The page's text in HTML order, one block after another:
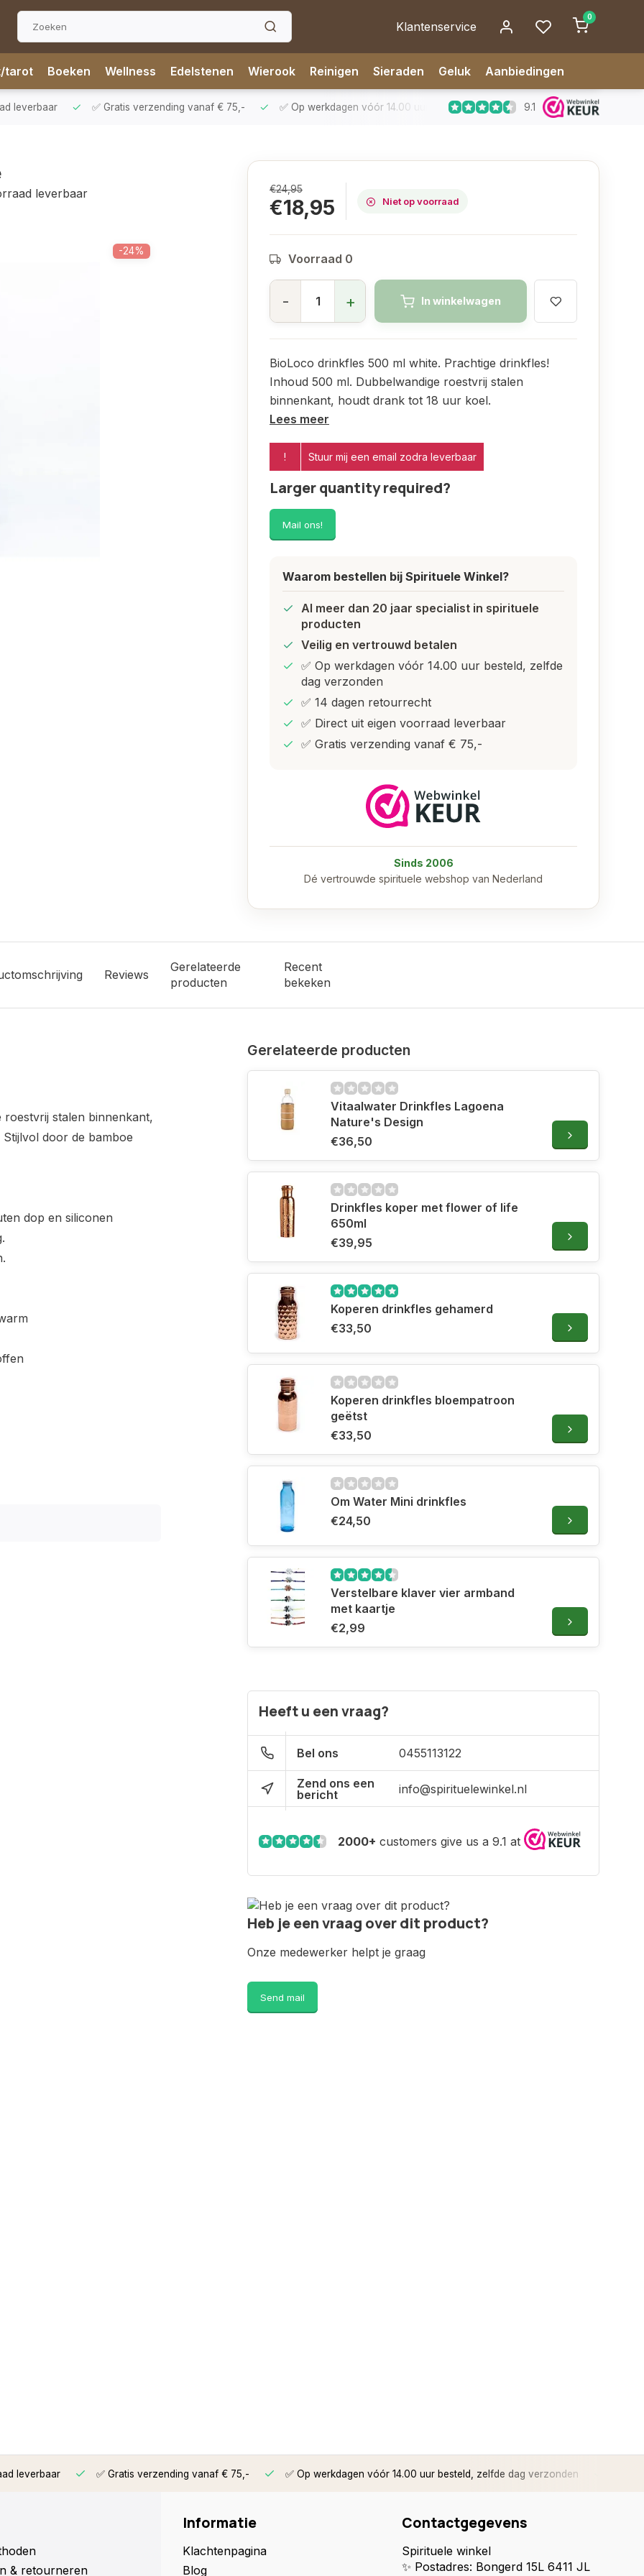
Klantenservice
0
tarot Boeken Wellness Edelstenen Wierook Reinigen Sieraden Geluk Aanbiedingen
leverbaar ✅ Gratis verzending vanaf € 75,- ✅ Op werkdagen vóór 14.00 uur besteld, zelfde dag verzonden
9.1
leverbaar
-24%
€24,95
€18,95 Niet op voorraad
Voorraad 0
- + In winkelwagen
BioLoco drinkfles 500 ml white. Prachtige drinkfles!
Inhoud 500 ml. Dubbelwandige roestvrij stalen
binnenkant, houdt drank tot 18 uur koel.
Lees meer
! Stuur mij een email zodra leverbaar
Larger quantity required?
Mail ons!
Waarom bestellen bij Spirituele Winkel?
Al meer dan 20 jaar specialist in spirituele
producten
Veilig en vertrouwd betalen
✅ Op werkdagen vóór 14.00 uur besteld, zelfde
dag verzonden
✅ 14 dagen retourrecht
✅ Direct uit eigen voorraad leverbaar
✅ Gratis verzending vanaf € 75,-
Sinds 2006
Dé vertrouwde spirituele webshop van Nederland
Reviews
Gerelateerde
producten
Recent
bekeken
stalen binnenkant,
door de bamboe
dop en siliconen
Gerelateerde producten
Vitaalwater Drinkfles Lagoena
Nature's Design
€36,50
Drinkfles koper met flower of life
650ml
€39,95
Koperen drinkfles gehamerd
€33,50
Koperen drinkfles bloempatroon
geëtst
€33,50
Om Water Mini drinkfles
€24,50
Verstelbare klaver vier armband
met kaartje
€2,99
Heeft u een vraag?
Bel ons 0455113122
Zend ons een
bericht
info@spirituelewinkel.nl
2000+ customers give us a 9.1 at
Heb je een vraag over dit product?
Onze medewerker helpt je graag
Send mail
leverbaar ✅ Gratis verzending vanaf € 75,- ✅ Op werkdagen vóór 14.00 uur besteld, zelfde dag verzonden
& retourneren
Informatie
Klachtenpagina
Blog
Contactgegevens
Spirituele winkel
✨ Postadres: Bongerd 15L 6411 JL